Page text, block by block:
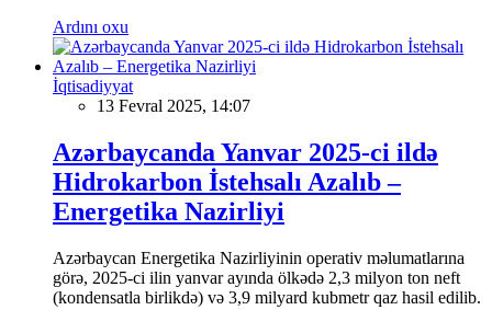
Ardını oxu
İqtisadiyyat
13 Fevral 2025, 14:07
Azərbaycanda Yanvar 2025-ci ildə
Hidrokarbon İstehsalı Azalıb –
Energetika Nazirliyi
Azərbaycan Energetika Nazirliyinin operativ məlumatlarına
görə, 2025-ci ilin yanvar ayında ölkədə 2,3 milyon ton neft
(kondensatla birlikdə) və 3,9 milyard kubmetr qaz hasil edilib.